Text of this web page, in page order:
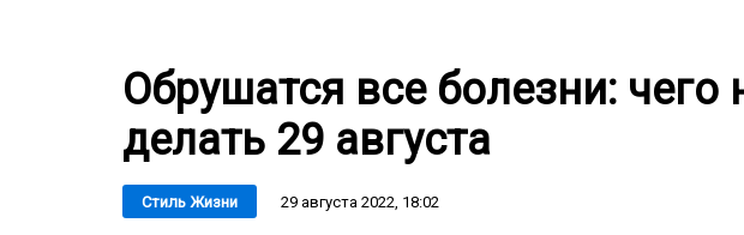
Обрушатся все болезни: чего
делать 29 августа
Стиль Жизни 29 августа 2022, 18:02